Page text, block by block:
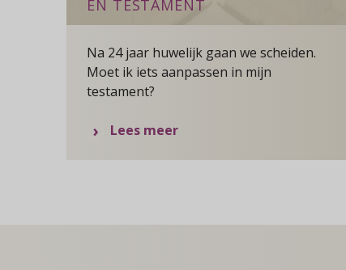
EN TESTAMENT
Na 24 jaar huwelijk gaan we scheiden.
Moet ik iets aanpassen in mijn
testament?
Lees meerover